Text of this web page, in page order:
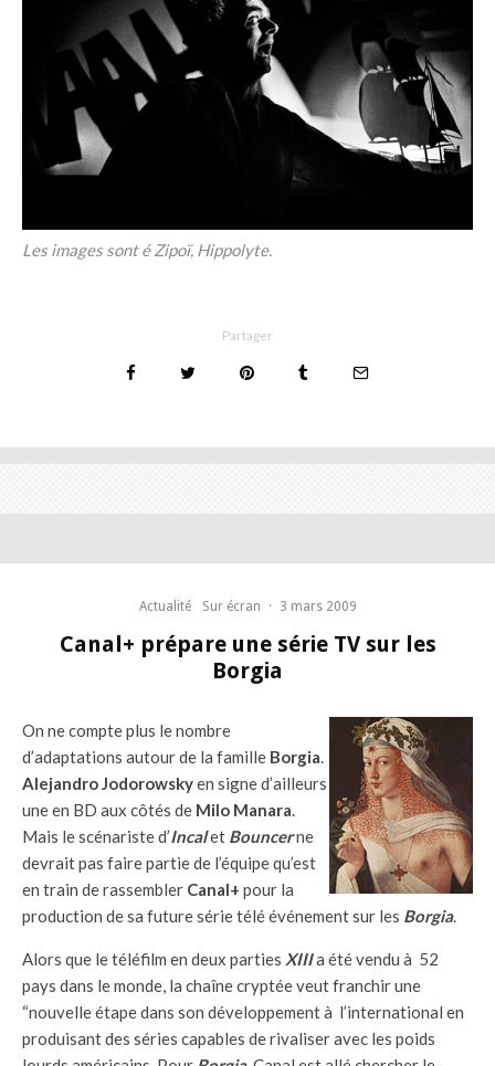
Les images sont é Zipoï, Hippolyte.
Partager
Actualité Sur écran · 3 mars 2009
Canal+ prépare une série TV sur les
Borgia
On ne compte plus le nombre
d’adaptations autour de la famille Borgia.
Alejandro Jodorowskyen signe d’ailleurs
une en BD aux côtés de Milo Manara.
Mais le scénariste d’Incalet Bouncerne
devrait pas faire partie de l’équipe qu’est
en train de rassembler Canal+ pour la
production de sa future série télé événement sur les Borgia.
Alors que le téléfilm en deux parties XIIIa été vendu à 52
pays dans le monde, la chaîne cryptée veut franchir une
“nouvelle étape dans son développement à l’international en
produisant des séries capables de rivaliser avec les poids